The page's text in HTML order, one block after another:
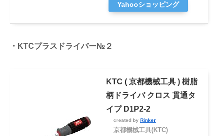
Yahooショッピング
・KTCプラスドライバー№２
KTC ( 京都機械工具 ) 樹脂
柄ドライバ クロス 貫通タ
イプ D1P2-2
created by Rinker
京都機械工具(KTC)